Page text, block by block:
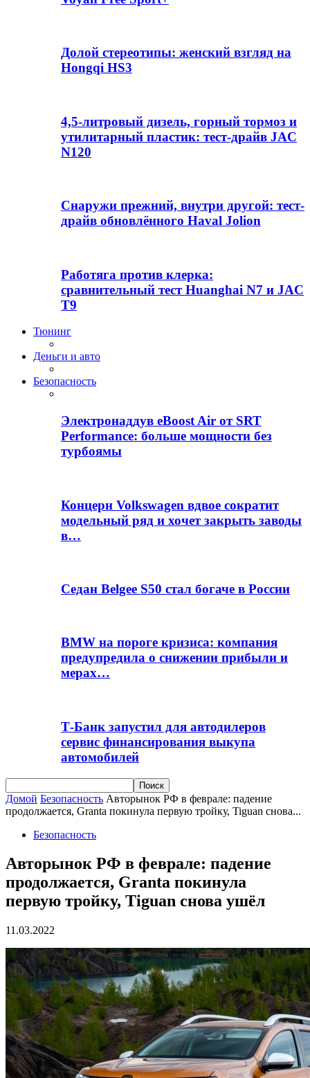
Долой стереотипы: женский взгляд на
Hongqi HS3
4,5-литровый дизель, горный тормоз и
утилитарный пластик: тест-драйв JAC
N120
Снаружи прежний, внутри другой: тест-
драйв обновлённого Haval Jolion
Работяга против клерка:
сравнительный тест Huanghai N7 и JAC
T9
Тюнинг
Деньги и авто
Безопасность
Электронаддув eBoost Air от SRT
Performance: больше мощности без
турбоямы
Концерн Volkswagen вдвое сократит
модельный ряд и хочет закрыть заводы
в…
Седан Belgee S50 стал богаче в России
BMW на пороге кризиса: компания
предупредила о снижении прибыли и
мерах…
Т-Банк запустил для автодилеров
сервис финансирования выкупа
автомобилей
Домой Безопасность Авторынок РФ в феврале: падение
продолжается, Granta покинула первую тройку, Tiguan снова...
Безопасность
Авторынок РФ в феврале: падение
продолжается, Granta покинула
первую тройку, Tiguan снова ушёл
11.03.2022